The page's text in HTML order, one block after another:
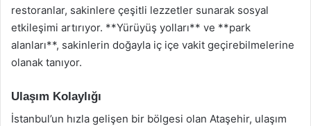
restoranlar, sakinlere çeşitli lezzetler sunarak sosyal
etkileşimi artırıyor. **Yürüyüş yolları** ve **park
alanları**, sakinlerin doğayla iç içe vakit geçirebilmelerine
olanak tanıyor.
Ulaşım Kolaylığı
İstanbul’un hızla gelişen bir bölgesi olan Ataşehir, ulaşım